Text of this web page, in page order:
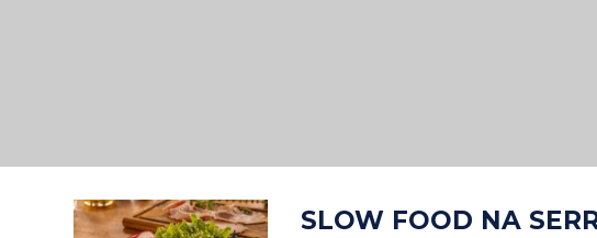
SLOW FOOD NA